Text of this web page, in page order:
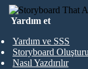
Yardım et
Yardım ve SSS
Storyboard
Nasıl Yazdırılır